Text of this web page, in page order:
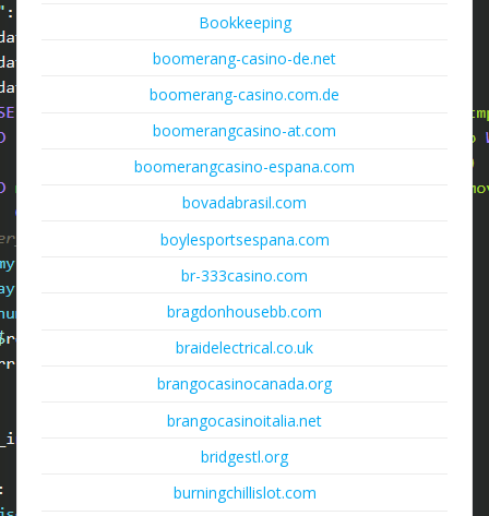
Bookkeeping
boomerang-casino-de.net
boomerang-casino.com.de
boomerangcasino-at.com
boomerangcasino-espana.com
bovadabrasil.com
boylesportsespana.com
br-333casino.com
bragdonhousebb.com
braidelectrical.co.uk
brangocasinocanada.org
brangocasinoitalia.net
bridgestl.org
burningchillislot.com